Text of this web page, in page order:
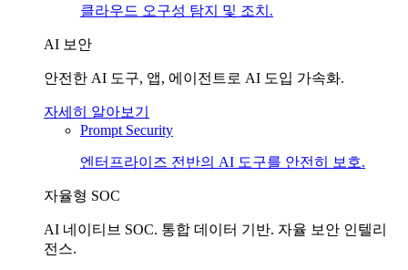
클라우드 오구성 탐지 및 조치.
AI 보안
안전한 AI 도구, 앱, 에이전트로 AI 도입 가속화.
자세히 알아보기
Prompt Security
엔터프라이즈 전반의 AI 도구를 안전히 보호.
자율형 SOC
AI 네이티브 SOC. 통합 데이터 기반. 자율 보안 인텔리
전스.